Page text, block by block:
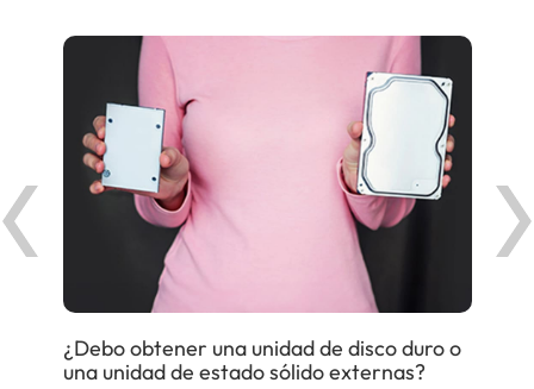
¿Debo obtener una unidad de disco duro o
una unidad de estado sólido externas?